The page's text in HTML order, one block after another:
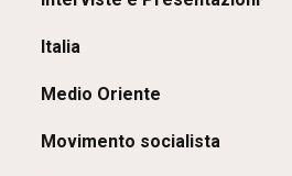
Italia
Medio Oriente
Movimento socialista